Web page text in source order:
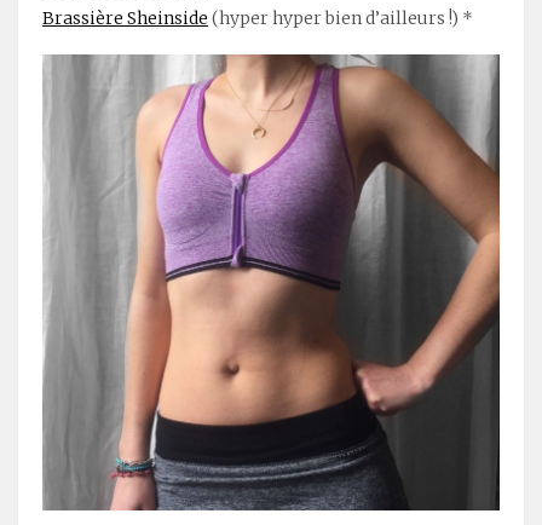
Brassière Sheinside (hyper hyper bien d’ailleurs !) *